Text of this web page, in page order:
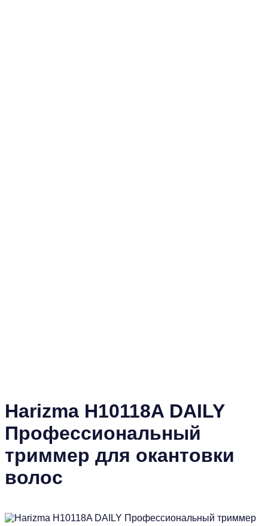
Harizma H10118A DAILY
Профессиональный
триммер для окантовки
волос